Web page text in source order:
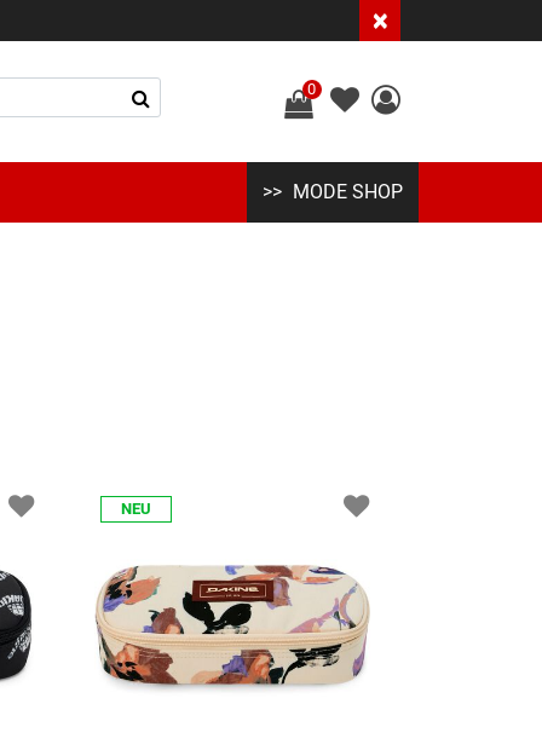
×
0
MODE SHOP
NEU